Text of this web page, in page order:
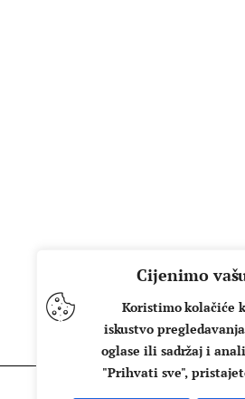
Cijenimo
Koristimo kolačiće
iskustvo
oglase ili sadržaj i
"Prihvati sve",